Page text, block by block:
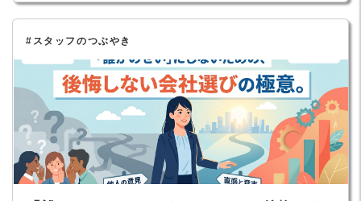
#スタッフのつぶやき